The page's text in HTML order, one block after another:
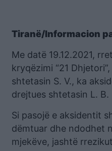
Tiranë/Informacion
Me datë 19.12.2021,
kryqëzimi “21
shtetasin S. V., ka
drejtues shtetasin L. B.
Si pasojë e aksidentit
dëmtuar dhe ndodhet
mjekëve, jashtë